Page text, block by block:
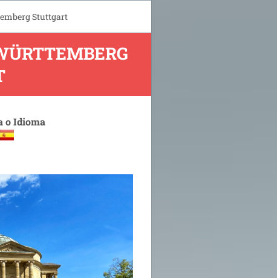
Stuttgart
o Idioma